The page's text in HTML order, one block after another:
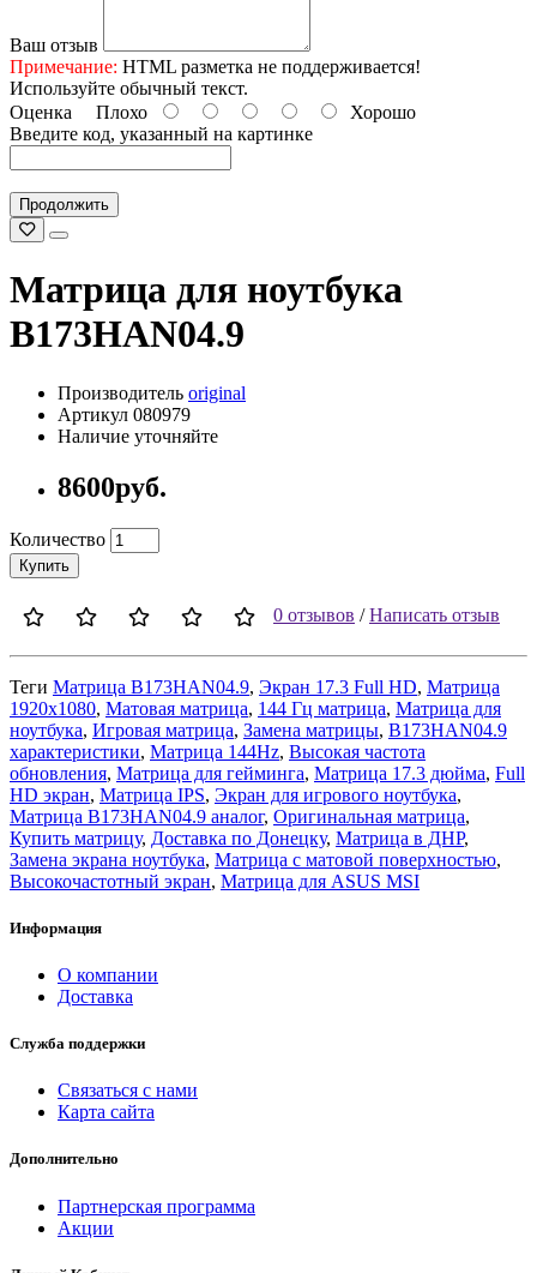
Ваш отзыв
Примечание: HTML разметка не поддерживается!
Используйте обычный текст.
Оценка Плохо
Хорошо
Введите код, указанный на картинке
Продолжить
Матрица для ноутбука
B173HAN04.9
Производитель original
Артикул 080979
Наличие уточняйте
8600руб.
Количество
Купить
0 отзывов /Написать отзыв
Теги Матрица B173HAN04.9, Экран 17.3 Full HD, Матрица
1920x1080, Матовая матрица, 144 Гц матрица, Матрица для
ноутбука, Игровая матрица, Замена матрицы, B173HAN04.9
характеристики, Матрица 144Hz, Высокая частота
обновления, Матрица для гейминга, Матрица 17.3 дюйма, Full
HD экран, Матрица IPS, Экран для игрового ноутбука,
Матрица B173HAN04.9 аналог, Оригинальная матрица,
Купить матрицу, Доставка по Донецку, Матрица в ДНР,
Замена экрана ноутбука, Матрица с матовой поверхностью,
Высокочастотный экран, Матрица для ASUS MSI
Информация
О компании
Доставка
Служба поддержки
Связаться с нами
Карта сайта
Дополнительно
Партнерская программа
Акции